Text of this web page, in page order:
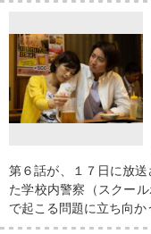
第６話が、１７日に放
た学校内警察（スクー
で起こる問題に立ち向か